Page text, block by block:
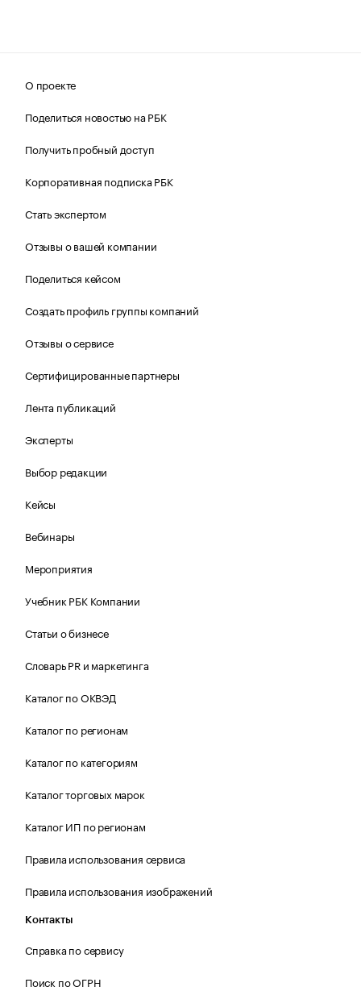
О проекте
Поделиться новостью на РБК
Получить пробный доступ
Корпоративная подписка РБК
Стать экспертом
Отзывы о вашей компании
Поделиться кейсом
Создать профиль группы компаний
Отзывы о сервисе
Сертифицированные партнеры
Лента публикаций
Эксперты
Выбор редакции
Кейсы
Вебинары
Мероприятия
Учебник РБК Компании
Статьи о бизнесе
Словарь PR и маркетинга
Каталог по ОКВЭД
Каталог по регионам
Каталог по категориям
Каталог торговых марок
Каталог ИП по регионам
Правила использования сервиса
Правила использования изображений
Контакты
Справка по сервису
Поиск по ОГРН